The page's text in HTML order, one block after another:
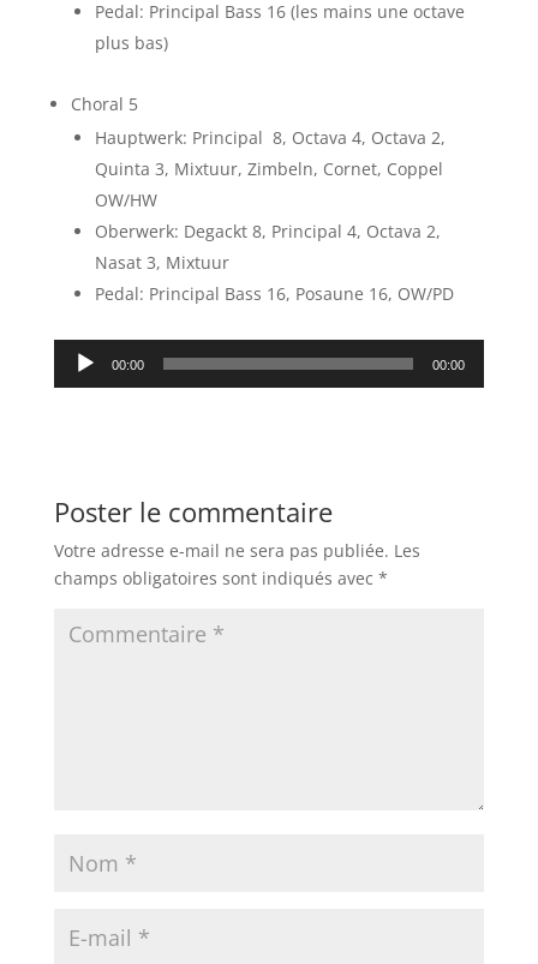
Pedal: Principal Bass 16 (les mains une octave
plus bas)
Choral 5
Hauptwerk: Principal 8, Octava 4, Octava 2,
Quinta 3, Mixtuur, Zimbeln, Cornet, Coppel
OW/HW
Oberwerk: Degackt 8, Principal 4, Octava 2,
Nasat 3, Mixtuur
Pedal: Principal Bass 16, Posaune 16, OW/PD
Lecteur
audio
00:00 00:00
Poster le commentaire
Votre adresse e-mail ne sera pas publiée. Les
champs obligatoires sont indiqués avec *